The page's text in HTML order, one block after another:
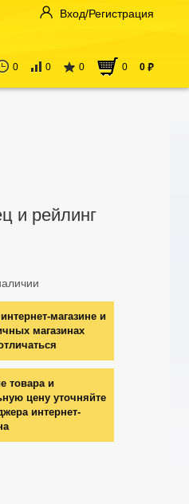
Вход/Регистрация
0 0 0 0 0 руб
и рейлинг
магазине и
магазинах
товара и
цену уточняйте
интернет-